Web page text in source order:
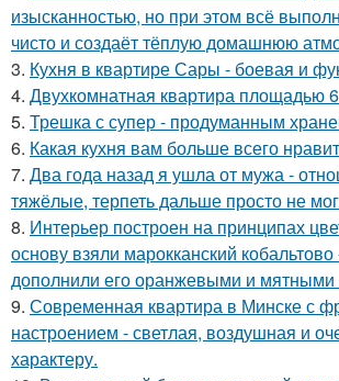
изысканностью, но при этом всё
чисто и создаёт тёплую домашнюю
3. Кухня в квартире Сары - боевая и
4. Двухкомнатная квартира площадью
5. Трешка с супер - продуманным
6. Какая кухня вам больше всего
7. Два года назад я ушла от мужа -
тяжёлые, терпеть дальше просто не
8. Интерьер построен на принципах
основу взяли марокканский кобальтово
дополнили его оранжевыми и мятными
9. Современная квартира в Минске с
настроением - светлая, воздушная и
характеру.